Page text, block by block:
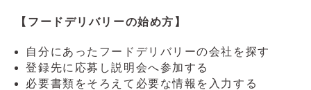
【フードデリバリーの始め方】
自分にあったフードデリバリーの会社を探す
登録先に応募し説明会へ参加する
必要書類をそろえて必要な情報を入力する